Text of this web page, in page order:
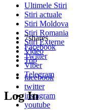
Ultimele Stiri
Stiri actuale
Stiri Moldova
Stiri Romania
Stiri Externe
Video
Top
facebook
twitter
instagram
youtube
7shares
Facebook
Twitter
Viber
Telegram
Log In